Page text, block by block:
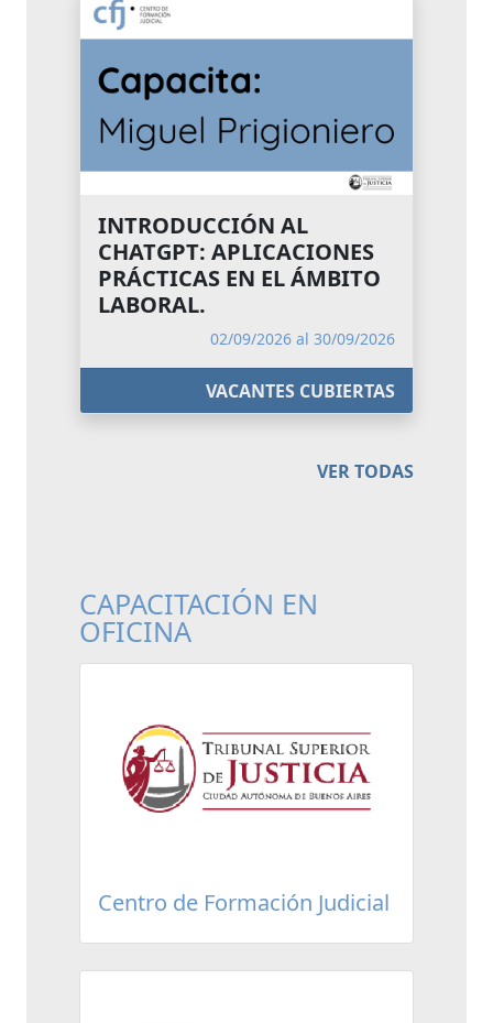
INTRODUCCIÓN AL
CHATGPT: APLICACIONES
PRÁCTICAS EN EL ÁMBITO
LABORAL.
02/09/2026 al 30/09/2026
VACANTES CUBIERTAS
VER TODAS
CAPACITACIÓN EN
OFICINA
Centro de Formación Judicial